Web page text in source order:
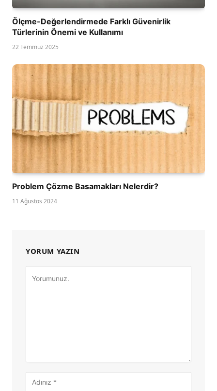
Ölçme-Değerlendirmede Farklı Güvenirlik
Türlerinin Önemi ve Kullanımı
22 Temmuz 2025
Problem Çözme Basamakları Nelerdir?
11 Ağustos 2024
YORUM YAZIN